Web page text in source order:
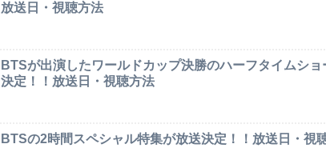
放送日・視聴方法
BTSが出演したワールドカップ決勝のハーフタイムシ
決定！！放送日・視聴方法
BTSの2時間スペシャル特集が放送決定！！放送日・視